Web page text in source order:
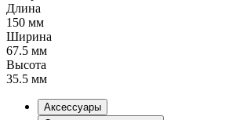
Длина
150 мм
Ширина
67.5 мм
Высота
35.5 мм
Аксессуары